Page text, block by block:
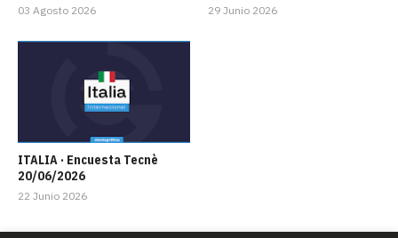
03 Agosto 2026 29 Junio 2026
ITALIA · Encuesta Tecnè
20/06/2026
22 Junio 2026